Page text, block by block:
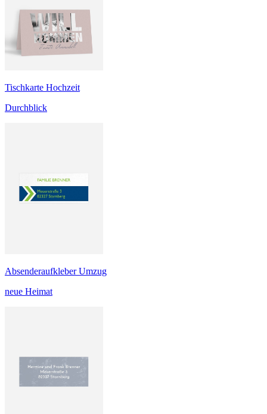
Tischkarte Hochzeit
Durchblick
Absenderaufkleber Umzug
neue Heimat